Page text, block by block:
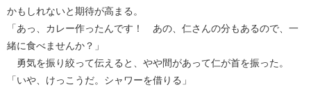
かもしれないと期待が高まる。
「あっ、カレー作ったんです！ あの、仁さんの分もあるので、一
緒に食べませんか？」
勇気を振り絞って伝えると、やや間があって仁が首を振った。
「いや、けっこうだ。シャワーを借りる」